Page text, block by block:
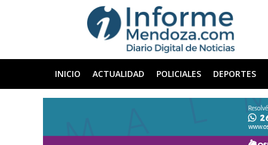
INICIO ACTUALIDAD POLICIALES DEPORTES